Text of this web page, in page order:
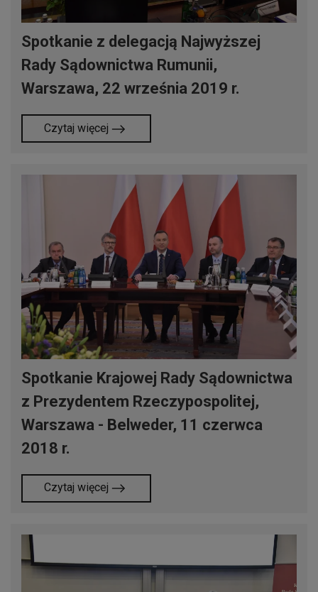
Spotkanie z delegacją Najwyższej
Rady Sądownictwa Rumunii,
Warszawa, 22 września 2019 r.
Czytaj więcej
Spotkanie Krajowej Rady Sądownictwa
z Prezydentem Rzeczypospolitej,
Warszawa - Belweder, 11 czerwca
2018 r.
Czytaj więcej